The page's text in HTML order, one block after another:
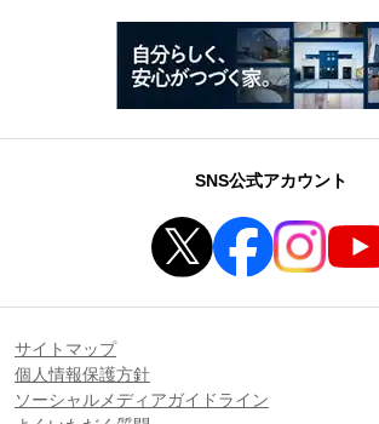
SNS公式アカウント
サイトマップ
個人情報保護方針
ソーシャルメディアガイドライン